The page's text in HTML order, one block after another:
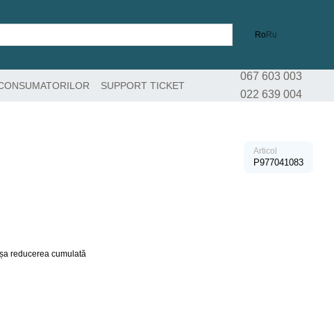
Ro Ru
SUPPORT TICKET
067 603 003
022 639 004
Articol
P977041083
reducerea cumulată